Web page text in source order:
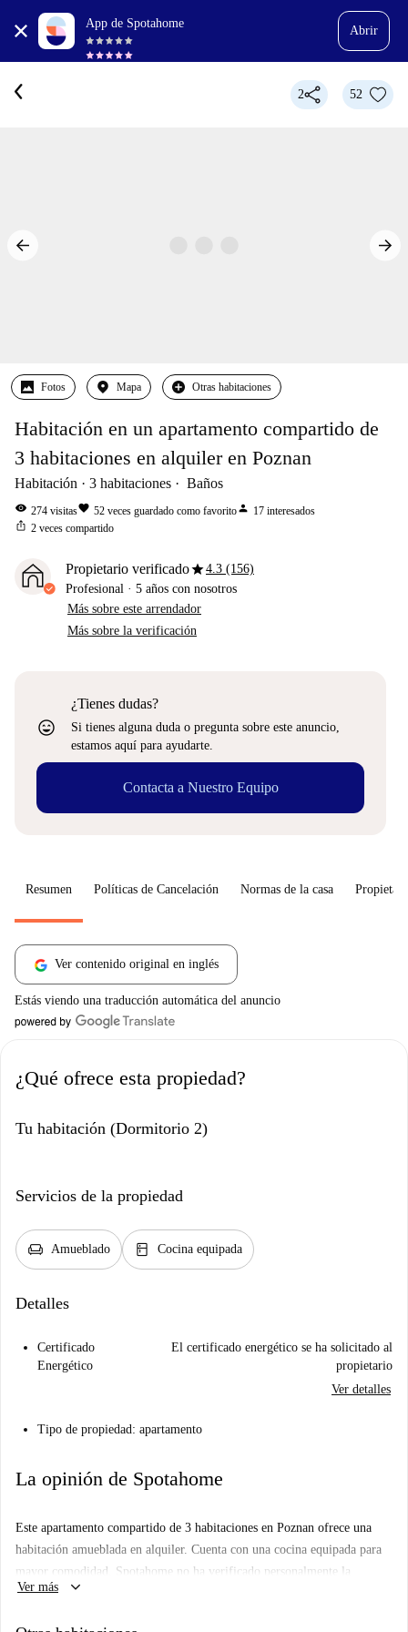
App de Spotahome
Abrir
2 52
Fotos Mapa Otras habitaciones
Habitación en un apartamento compartido de
3 habitaciones en alquiler en Poznan
Habitación 3 habitaciones Baños
visibility 274 visitasfavorite 52 veces guardado como favoritoperson 17 interesados
ios_share 2 veces compartido
Propietario verificadostar4.3 (156)
Profesional · 5 años con nosotros
Más sobre este arrendador
Más sobre la verificación
sentiment_very_satisfied
¿Tienes dudas?
Si tienes alguna duda o pregunta sobre este anuncio,
estamos aquí para ayudarte.
Contacta a Nuestro Equipo
Resumen Políticas de Cancelación Normas de la casa
Ver contenido original en inglés
Estás viendo una traducción automática del anuncio
¿Qué ofrece esta propiedad?
Tu habitación (Dormitorio 2)
Servicios de la propiedad
chair Amueblado kitchen Cocina equipada
Detalles
Certificado
Energético
El certificado energético se ha solicitado al
propietario
Ver detalles
Tipo de propiedad: apartamento
La opinión de Spotahome
Este apartamento compartido de 3 habitaciones en Poznan ofrece una
habitación amueblada en alquiler. Cuenta con una cocina equipada para
mayor comodidad. Spotahome no ha verificado personalmente la
propiedad, pero todos los propietarios se someten a un riguroso proceso
Ver más keyboard_arrow_down